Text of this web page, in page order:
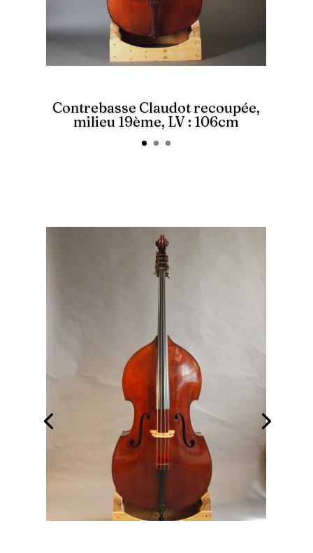
Contrebasse Claudot recoupée,
milieu 19ème, LV : 106cm